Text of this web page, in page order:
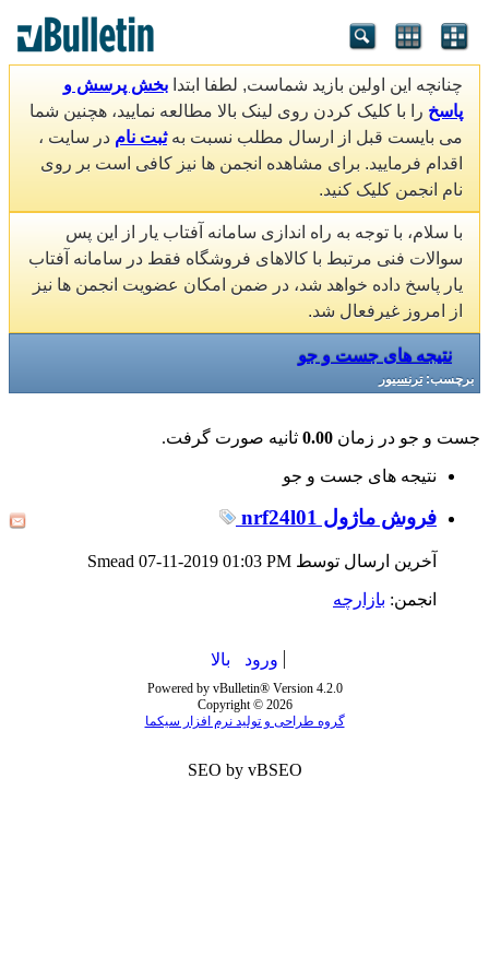
چنانچه این اولین بازید شماست, لطفا ابتدا بخش پرسش و
پاسخ را با کلیک کردن روی لینک بالا مطالعه نمایید، هچنین شما
می بایست قبل از ارسال مطلب نسبت بهثبت نام در سایت ،
اقدام فرمایید. برای مشاهده انجمن ها نیز کافی است بر روی
نام انجمن کلیک کنید.
با سلام، با توجه به راه اندازی سامانه آفتاب یار از این پس
سوالات فنی مرتبط با کالاهای فروشگاه فقط در سامانه آفتاب
یار پاسخ داده خواهد شد، در ضمن امکان عضویت انجمن ها نیز
از امروز غیرفعال شد.
نتیجه های جست و جو
برچسب:ترنسیور
جست و جو در زمان 0.00 ثانیه صورت گرفت.
نتیجه های جست و جو
فروش ماژول nrf24l01
آخرین ارسال توسط Smead 07-11-2019 01:03 PM
انجمن: بازارچه
ورود بالا
Powered by vBulletin® Version 4.2.0
Copyright © 2026
گروه طراحی و تولید نرم افزار سیکما
SEO by vBSEO